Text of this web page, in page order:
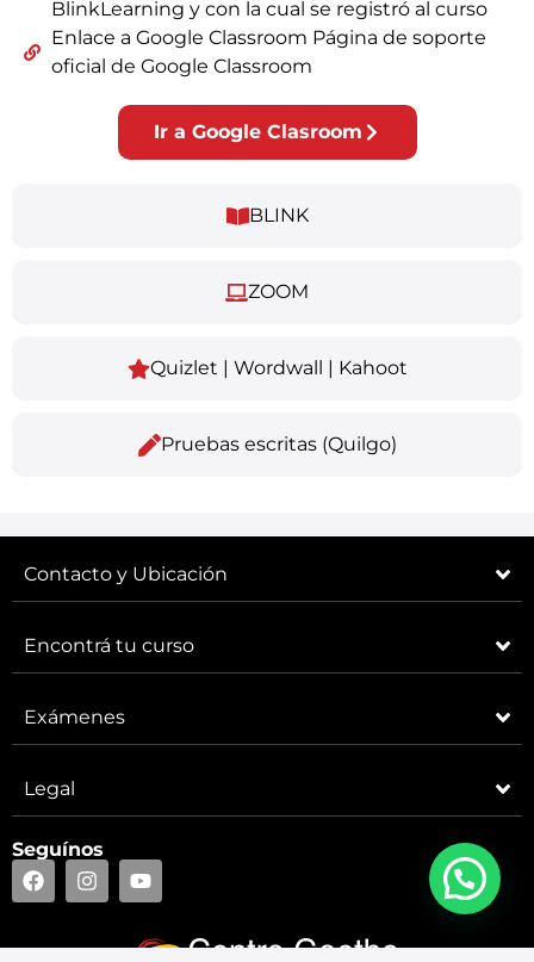
BLINK
ZOOM
Quizlet | Wordwall | Kahoot
Pruebas escritas (Quilgo)
BlinkLearning y con la cual se registró al curso
Enlace a Google Classroom Página de soporte
oficial de Google Classroom
Ir a Google Clasroom
Contacto y Ubicación
Encontrá tu curso
Exámenes
Legal
Seguínos